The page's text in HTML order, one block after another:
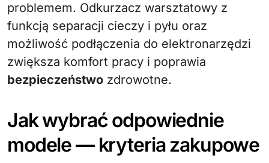
problemem. Odkurzacz warsztatowy z
funkcją separacji cieczy i pyłu oraz
możliwość podłączenia do elektronarzędzi
zwiększa komfort pracy i poprawia
bezpieczeństwo zdrowotne.
Jak wybrać odpowiednie
modele — kryteria zakupowe